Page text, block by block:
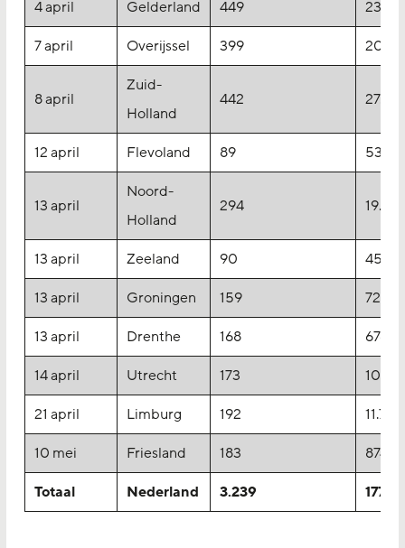
4 april Gelderland 449
7 april
Overijssel 399
8 april
Zuid-
Holland
442 27.767
12 april Flevoland 89 5318
13 april
Noord-
Holland
294 19.174
13 april Zeeland 90
4524
13 april
Groningen 159
7271
13 april
Drenthe 168
6764
14 april
Utrecht 173
21 april
Limburg 192
11.707
10 mei
Friesland 183
8749
Totaal
Nederland 3.239